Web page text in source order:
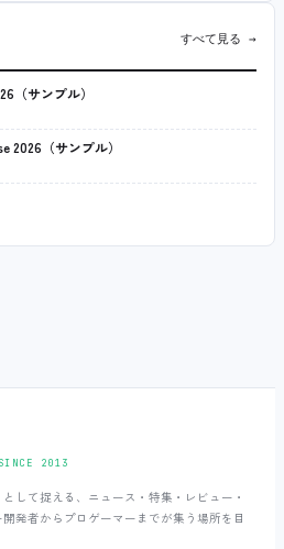
すべて見る →
（サンプル）
2026（サンプル）
2013
して捉える、ニュース・特集・レビュー・
発者からプロゲーマーまでが集う場所を目